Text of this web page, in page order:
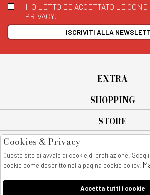
HO LETTO ED ACCETTATO LE
PRIVACY.
ISCRIVITI ALLA
EXTRA
SHOPPING
STORE
All rights reserved - © Copyright 2026
AnyAnyluxury srl - Sede Legale: Corso Vittorio
castellammare di stabia - Italia
Cookies & Privacy
Questo sito si avvale di cookie di profilazione.
cookie come descritto nella pagina cookie policy.
Accetta tutti i cookie